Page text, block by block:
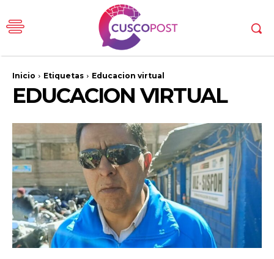
Inicio Etiquetas Educacion virtual
EDUCACION VIRTUAL